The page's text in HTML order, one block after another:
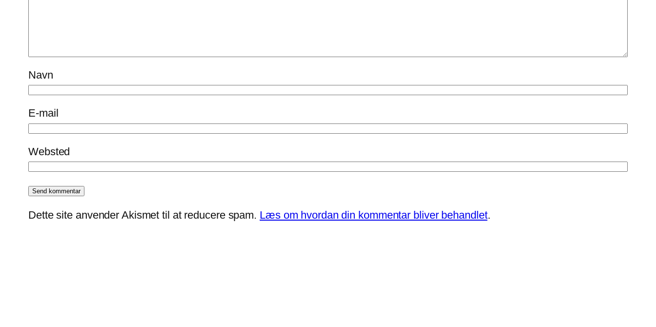
Navn
E-mail
Websted
Dette site anvender Akismet til at reducere spam. Læs om hvordan din kommentar bliver behandlet.